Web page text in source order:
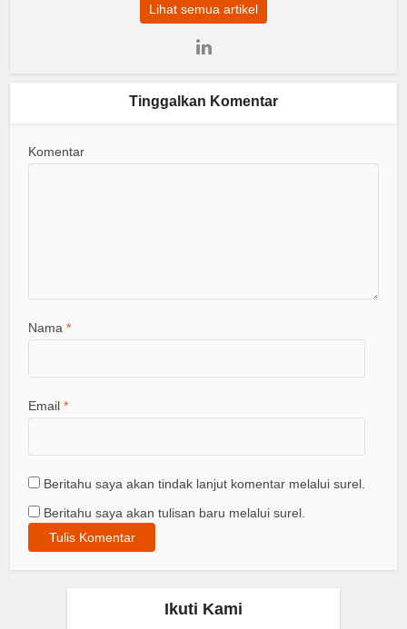
Lihat semua artikel
Tinggalkan Komentar
Komentar
Nama*
Email*
Beritahu saya akan tindak lanjut komentar melalui surel.
Beritahu saya akan tulisan baru melalui surel.
Ikuti Kami